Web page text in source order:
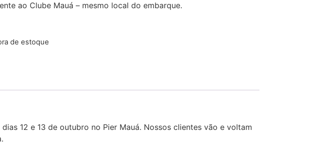
ao Clube Mauá – mesmo local do embarque.
de estoque
dias 12 e 13 de outubro no Pier Mauá. Nossos clientes vão e voltam